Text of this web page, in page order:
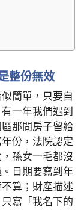
整份無效
簡單，只要自
一年我們遇到
那間房子留給
份，法院認定
孫女一毛都沒
日期要寫到年
算；財產描述
寫「我名下的